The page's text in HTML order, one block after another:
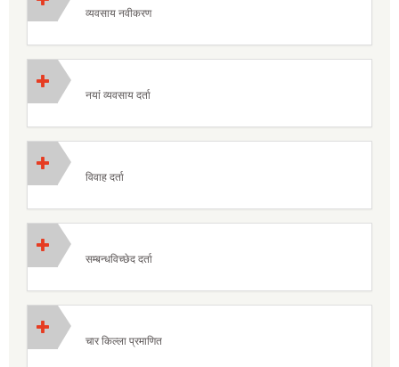
व्यवसाय नवीकरण
नयां व्यवसाय दर्ता
विवाह दर्ता
सम्बन्धविच्छेद दर्ता
चार किल्ला प्रमाणित